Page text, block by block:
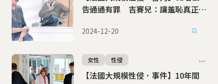
告通通有罪 吉賽兒：讓羞恥真正轉
2024-12-20
【法國大規模性侵．事件】10年間
女性 性侵